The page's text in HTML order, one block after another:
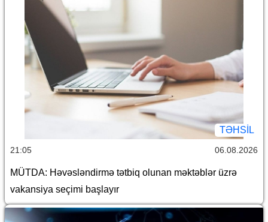
TƏHSIL
21:05 06.08.2026
MÜTDA: Həvəsləndirmə tətbiq olunan məktəblər üzrə
vakansiya seçimi başlayır